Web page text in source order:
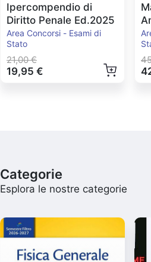
Ipercompendio di
Diritto Penale Ed.2025
Area Concorsi - Esami di
Stato
21,00 €
19,95 €
Categorie
Esplora le nostre categorie